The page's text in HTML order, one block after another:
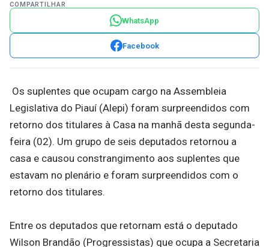
COMPARTILHAR
WhatsApp
Facebook
Os suplentes que ocupam cargo na Assembleia
Legislativa do Piauí (Alepi) foram surpreendidos com
retorno dos titulares à Casa na manhã desta segunda-
feira (02). Um grupo de seis deputados retornou a
casa e causou constrangimento aos suplentes que
estavam no plenário e foram surpreendidos com o
retorno dos titulares.
Entre os deputados que retornam está o deputado
Wilson Brandão (Progressistas) que ocupa a Secretaria